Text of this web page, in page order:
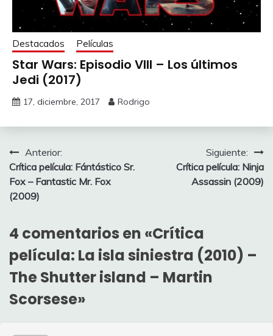
Destacados Películas
Star Wars: Episodio VIII – Los últimos
Jedi (2017)
17, diciembre, 2017 Rodrigo
Navegación
de
entradas
Anterior:
Crítica película: Fántástico Sr.
Fox – Fantastic Mr. Fox
(2009)
Siguiente:
Crítica película: Ninja
Assassin (2009)
4 comentarios en «Crítica
película: La isla siniestra (2010) –
The Shutter island – Martin
Scorsese»